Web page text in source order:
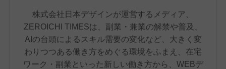
株式会社日本デザインが運営するメディア、
ZEROICHI TIMESは、副業・兼業の解禁や普及、
AIの台頭によるスキル需要の変化など、大きく変
わりつつある働き方をめぐる環境をふまえ、在宅
ワーク・副業といった新しい働き方から、WEBデ